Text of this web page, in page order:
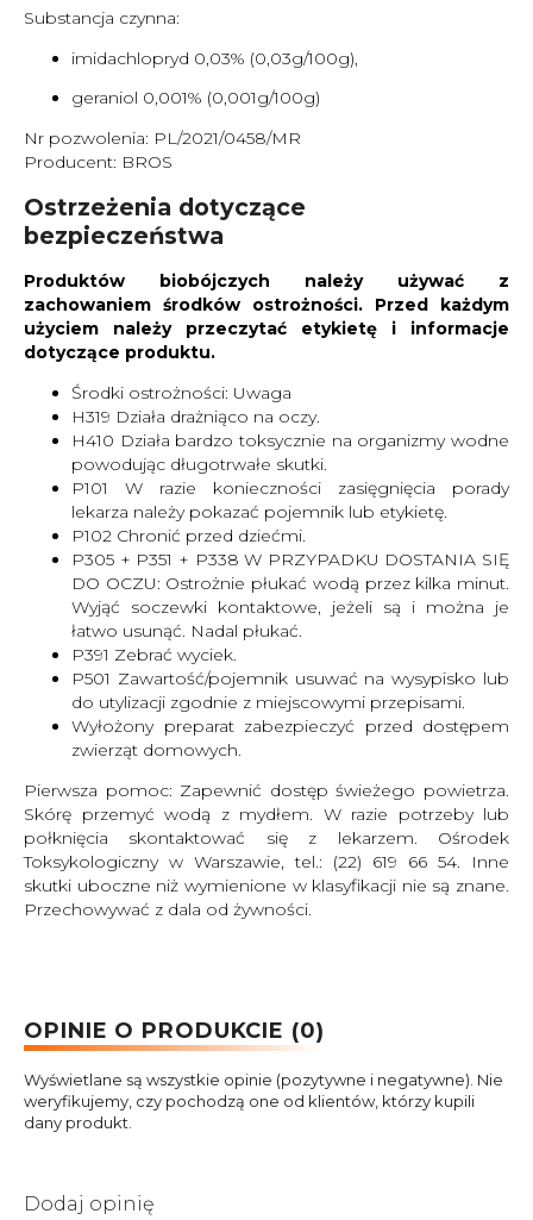
Substancja czynna:
imidachlopryd 0,03% (0,03g/100g),
geraniol 0,001% (0,001g/100g)
Nr pozwolenia: PL/2021/0458/MR
Producent: BROS
Ostrzeżenia dotyczące
bezpieczeństwa
Produktów biobójczych należy używać z
zachowaniem środków ostrożności. Przed każdym
użyciem należy przeczytać etykietę i informacje
dotyczące produktu.
Środki ostrożności: Uwaga
H319 Działa drażniąco na oczy.
H410 Działa bardzo toksycznie na organizmy wodne
powodując długotrwałe skutki.
P101 W razie konieczności zasięgnięcia porady
lekarza należy pokazać pojemnik lub etykietę.
P102 Chronić przed dziećmi.
P305 + P351 + P338 W PRZYPADKU DOSTANIA SIĘ
DO OCZU: Ostrożnie płukać wodą przez kilka minut.
Wyjąć soczewki kontaktowe, jeżeli są i można je
łatwo usunąć. Nadal płukać.
P391 Zebrać wyciek.
P501 Zawartość/pojemnik usuwać na wysypisko lub
do utylizacji zgodnie z miejscowymi przepisami.
Wyłożony preparat zabezpieczyć przed dostępem
zwierząt domowych.
Pierwsza pomoc: Zapewnić dostęp świeżego powietrza.
Skórę przemyć wodą z mydłem. W razie potrzeby lub
połknięcia skontaktować się z lekarzem. Ośrodek
Toksykologiczny w Warszawie, tel.: (22) 619 66 54. Inne
skutki uboczne niż wymienione w klasyfikacji nie są znane.
Przechowywać z dala od żywności.
OPINIE O PRODUKCIE (0)
Wyświetlane są wszystkie opinie (pozytywne i negatywne). Nie
weryfikujemy, czy pochodzą one od klientów, którzy kupili
dany produkt.
Dodaj opinię